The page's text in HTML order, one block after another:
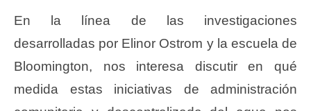
En la línea de las investigaciones
desarrolladas por Elinor Ostrom y la escuela de
Bloomington, nos interesa discutir en qué
medida estas iniciativas de administración